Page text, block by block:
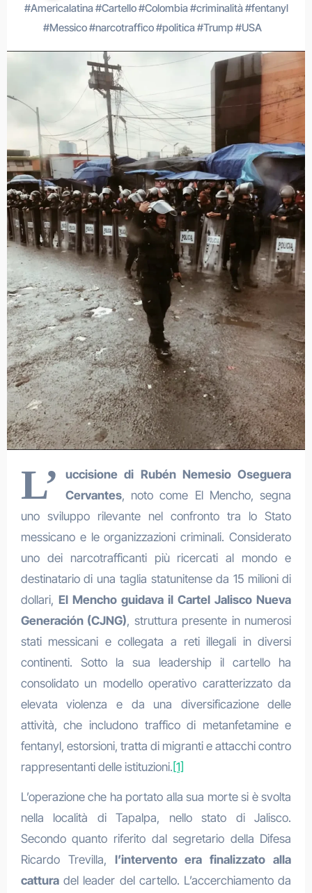
#Americalatina#Cartello#Colombia#criminalità#fentanyl
#Messico#narcotraffico#politica#Trump#USA
L’
uccisione di Rubén Nemesio Oseguera
Cervantes, noto come El Mencho, segna
uno sviluppo rilevante nel confronto tra lo Stato
messicano e le organizzazioni criminali. Considerato
uno dei narcotrafficanti più ricercati al mondo e
destinatario di una taglia statunitense da 15 milioni di
dollari, El Mencho guidava il Cartel Jalisco Nueva
Generación (CJNG), struttura presente in numerosi
stati messicani e collegata a reti illegali in diversi
continenti. Sotto la sua leadership il cartello ha
consolidato un modello operativo caratterizzato da
elevata violenza e da una diversificazione delle
attività, che includono traffico di metanfetamine e
fentanyl, estorsioni, tratta di migranti e attacchi contro
rappresentanti delle istituzioni.[1]
L’operazione che ha portato alla sua morte si è svolta
nella località di Tapalpa, nello stato di Jalisco.
Secondo quanto riferito dal segretario della Difesa
Ricardo Trevilla, l’intervento era finalizzato alla
catturadel leader del cartello. L’accerchiamento da